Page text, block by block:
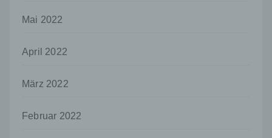
Mai 2022
April 2022
März 2022
Februar 2022
unmittelbaren Verantwortung des
personenbezogenen Daten zu verarbeiten.
informierter Weise und unmissverständlich